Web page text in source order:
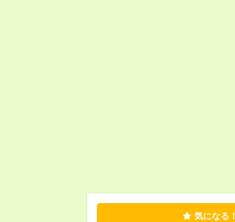
気になる！